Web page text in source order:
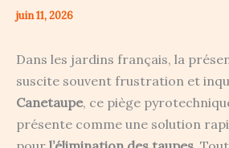
juin 11, 2026
Dans les jardins français, la
suscite souvent frustration et
Canetaupe, ce piège
présente comme une solution